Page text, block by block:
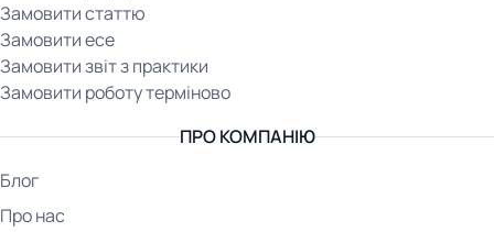
Замовити статтю
Замовити есе
Замовити звіт з практики
Замовити роботу терміново
ПРО КОМПАНІЮ
Блог
Про нас